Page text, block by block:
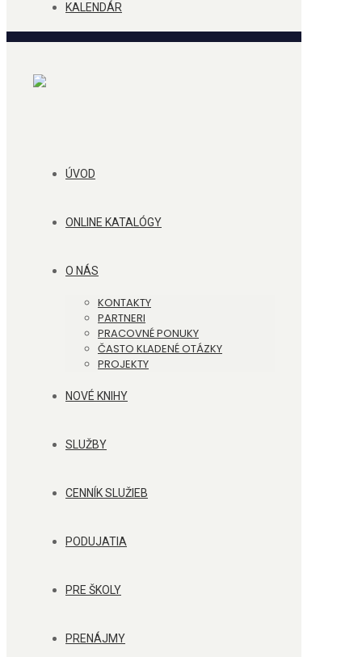
KALENDÁR
ÚVOD
ONLINE KATALÓGY
O NÁS
KONTAKTY
PARTNERI
PRACOVNÉ PONUKY
ČASTO KLADENÉ OTÁZKY
PROJEKTY
NOVÉ KNIHY
SLUŽBY
CENNÍK SLUŽIEB
PODUJATIA
PRE ŠKOLY
PRENÁJMY